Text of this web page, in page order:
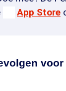
App Store